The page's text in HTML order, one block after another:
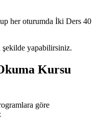
her oturumda İki Ders 40
şekilde yapabilirsiniz.
Kursu
göre